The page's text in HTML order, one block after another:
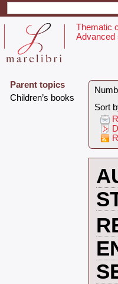
Thematic
Advanced
Parent topics
‎Children’s books‎
Sort